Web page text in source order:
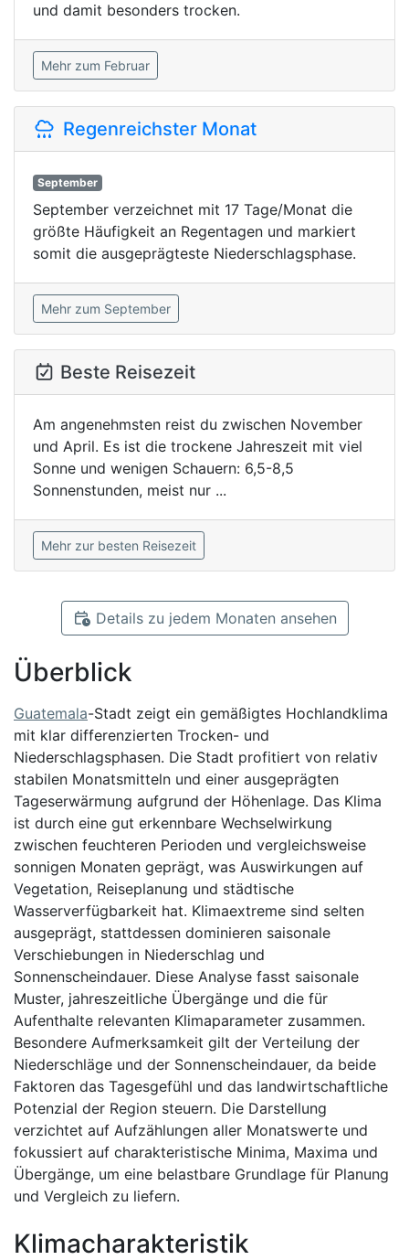
und damit besonders trocken.
Mehr zum Februar
Regenreichster Monat
September
September verzeichnet mit 17 Tage/Monat die
größte Häufigkeit an Regentagen und markiert
somit die ausgeprägteste Niederschlagsphase.
Mehr zum September
Beste Reisezeit
Am angenehmsten reist du zwischen November
und April. Es ist die trockene Jahreszeit mit viel
Sonne und wenigen Schauern: 6,5-8,5
Sonnenstunden, meist nur ...
Mehr zur besten Reisezeit
Details zu jedem Monaten ansehen
Überblick
Guatemala-Stadt zeigt ein gemäßigtes Hochlandklima
mit klar differenzierten Trocken- und
Niederschlagsphasen. Die Stadt profitiert von relativ
stabilen Monatsmitteln und einer ausgeprägten
Tageserwärmung aufgrund der Höhenlage. Das Klima
ist durch eine gut erkennbare Wechselwirkung
zwischen feuchteren Perioden und vergleichsweise
sonnigen Monaten geprägt, was Auswirkungen auf
Vegetation, Reiseplanung und städtische
Wasserverfügbarkeit hat. Klimaextreme sind selten
ausgeprägt, stattdessen dominieren saisonale
Verschiebungen in Niederschlag und
Sonnenscheindauer. Diese Analyse fasst saisonale
Muster, jahreszeitliche Übergänge und die für
Aufenthalte relevanten Klimaparameter zusammen.
Besondere Aufmerksamkeit gilt der Verteilung der
Niederschläge und der Sonnenscheindauer, da beide
Faktoren das Tagesgefühl und das landwirtschaftliche
Potenzial der Region steuern. Die Darstellung
verzichtet auf Aufzählungen aller Monatswerte und
fokussiert auf charakteristische Minima, Maxima und
Übergänge, um eine belastbare Grundlage für Planung
und Vergleich zu liefern.
Klimacharakteristik